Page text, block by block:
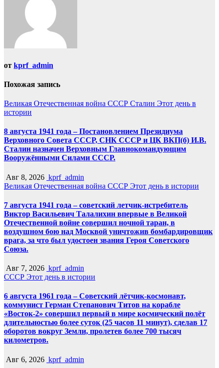
от kprf_admin
Похожая запись
Великая Отечественная война СССР Сталин Этот день в
истории
8 августа 1941 года – Постановлением Президиума
Верховного Совета СССР, СНК СССР и ЦК ВКП(б) И.В.
Сталин назначен Верховным Главнокомандующим
Вооружёнными Силами СССР.
Авг 8, 2026 kprf_admin
Великая Отечественная война СССР Этот день в истории
7 августа 1941 года – советский летчик-истребитель
Виктор Васильевич Талалихин впервые в Великой
Отечественной войне совершил ночной таран, в
воздушном бою над Москвой уничтожив бомбардировщик
врага, за что был удостоен звания Героя Советского
Союза.
Авг 7, 2026 kprf_admin
СССР Этот день в истории
6 августа 1961 года – Советский лётчик-космонавт,
коммунист Герман Степанович Титов на корабле
«Восток-2» совершил первый в мире космический полёт
длительностью более суток (25 часов 11 минут), сделав 17
оборотов вокруг Земли, пролетев более 700 тысяч
километров.
Авг 6, 2026 kprf_admin